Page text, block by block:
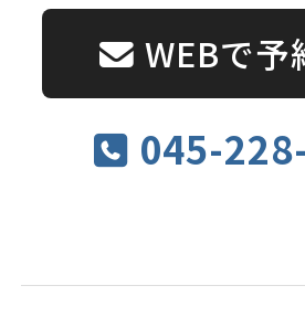
WEBで予
045-